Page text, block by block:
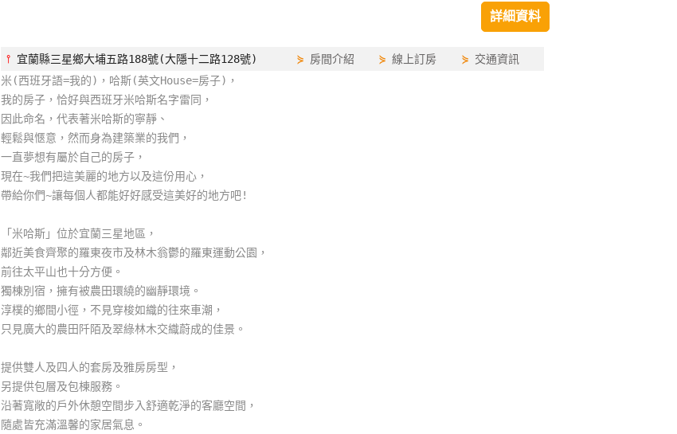
詳細資料
⫯ 宜蘭縣三星鄉大埔五路188號(大隱十二路128號) ⋟ 房間介紹 ⋟線上訂房 ⋟ 交通資訊
米(西班牙語=我的)，哈斯(英文House=房子)，
我的房子，恰好與西班牙米哈斯名字雷同，
因此命名，代表著米哈斯的寧靜、
輕鬆與愜意，然而身為建築業的我們，
一直夢想有屬於自己的房子，
現在~我們把這美麗的地方以及這份用心，
帶給你們~讓每個人都能好好感受這美好的地方吧!
「米哈斯」位於宜蘭三星地區，
鄰近美食齊聚的羅東夜市及林木翁鬱的羅東運動公園，
前往太平山也十分方便。
獨棟別宿，擁有被農田環繞的幽靜環境。
淳樸的鄉間小徑，不見穿梭如織的往來車潮，
只見廣大的農田阡陌及翠綠林木交織蔚成的佳景。
提供雙人及四人的套房及雅房房型，
另提供包層及包棟服務。
沿著寬敞的戶外休憩空間步入舒適乾淨的客廳空間，
隨處皆充滿溫馨的家居氣息。